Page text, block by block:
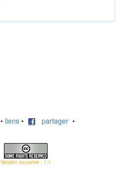
• liens • partager •
Version courante : 1.1